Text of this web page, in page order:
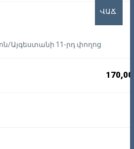
Այգեստանի 11-րդ փողոց
ՎԱՃ.